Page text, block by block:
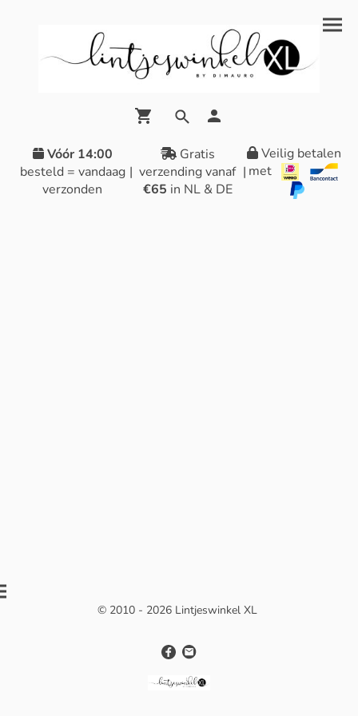
Vóór 14:00
besteld = vandaag
verzonden
|
Gratis
verzending vanaf
€65 in NL & DE
|
Veilig betalen
met
© 2010 - 2026 Lintjeswinkel XL